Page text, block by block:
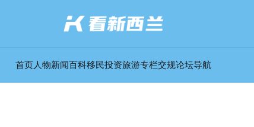
首页人物新闻百科移民投资旅游专栏交规论坛导航